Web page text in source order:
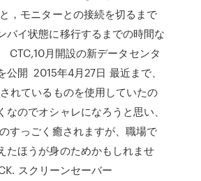
，モニターとの接続を切るまで
バイ状態に移行するまでの時間な
CTC,10月開設の新データセンタ
公開 2015年4月27日 最近まで、
れているものを使用していたの
なのでオシャレになろうと思い、
すっごく癒されますが、職場で
たほうが身のためかもしれませ
スクリーンセーバー